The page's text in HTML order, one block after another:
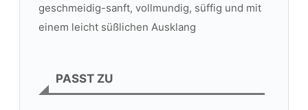
geschmeidig-sanft, vollmundig, süffig und mit
einem leicht süßlichen Ausklang
PASST ZU